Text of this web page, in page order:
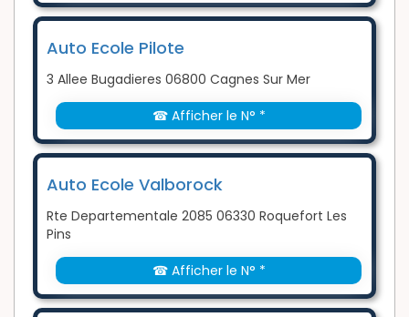
Auto Ecole Pilote
3 Allee Bugadieres 06800 Cagnes Sur Mer
☎ Afficher le N° *
Auto Ecole Valborock
Rte Departementale 2085 06330 Roquefort Les
Pins
☎ Afficher le N° *